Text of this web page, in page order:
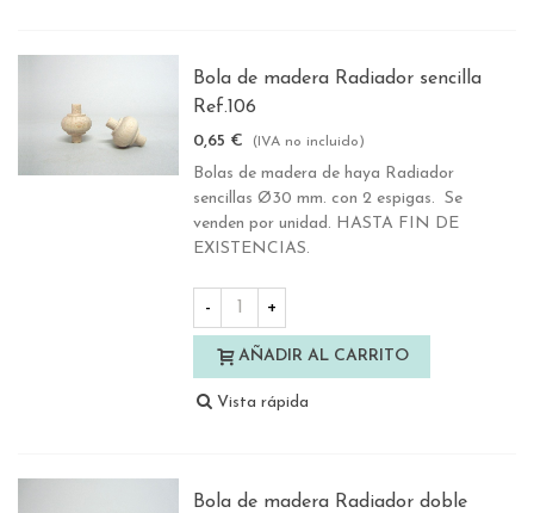
Bola de madera Radiador sencilla
Ref.106
0,65 € (IVA no incluido)
Bolas de madera de haya Radiador
sencillas Ø30 mm. con 2 espigas. Se
venden por unidad. HASTA FIN DE
EXISTENCIAS.
- +
AÑADIR AL CARRITO
Vista rápida
Bola de madera Radiador doble